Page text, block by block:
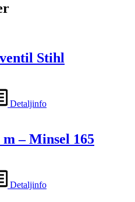
Stihl
Detaljinfo
– Minsel 165
Detaljinfo